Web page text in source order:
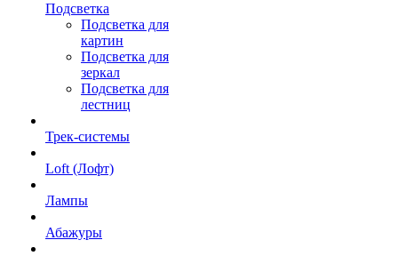
Подсветка
Подсветка для
картин
Подсветка для
зеркал
Подсветка для
лестниц
Трек-системы
Loft (Лофт)
Лампы
Абажуры